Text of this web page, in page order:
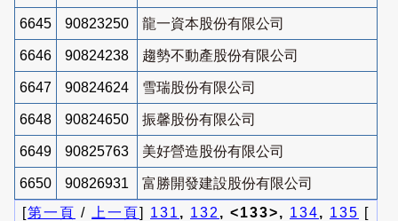
6645 90823250 龍一資本股份有限公司
6646 90824238 趨勢不動產股份有限公司
6647 90824624 雪瑞股份有限公司
6648 90824650 振馨股份有限公司
6649 90825763 美好營造股份有限公司
6650 90826931
富勝開發建設股份有限公司
[第一頁 / 上一頁] 131 , 132 , <133>, 134, 135 [